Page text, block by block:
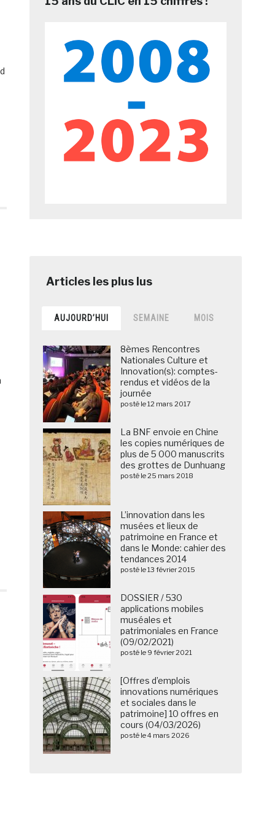
AUJOURD’HUI SEMAINE MOIS
8èmes Rencontres
Nationales Culture et
Innovation(s): comptes-
rendus et vidéos de la
journée
posté le 12 mars 2017
La BNF envoie en Chine
les copies numériques de
plus de 5 000 manuscrits
des grottes de Dunhuang
posté le 25 mars 2018
L’innovation dans les
musées et lieux de
patrimoine en France et
dans le Monde: cahier des
tendances 2014
posté le 13 février 2015
DOSSIER / 530
applications mobiles
muséales et
patrimoniales en France
(09/02/2021)
posté le 9 février 2021
[Offres d’emplois
innovations numériques
et sociales dans le
patrimoine] 10 offres en
cours (04/03/2026)
posté le 4 mars 2026